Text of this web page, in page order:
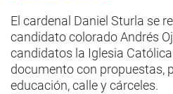
El cardenal Daniel Sturla se
candidato colorado Andrés
candidatos la Iglesia
documento con propuestas,
educación, calle y cárceles.